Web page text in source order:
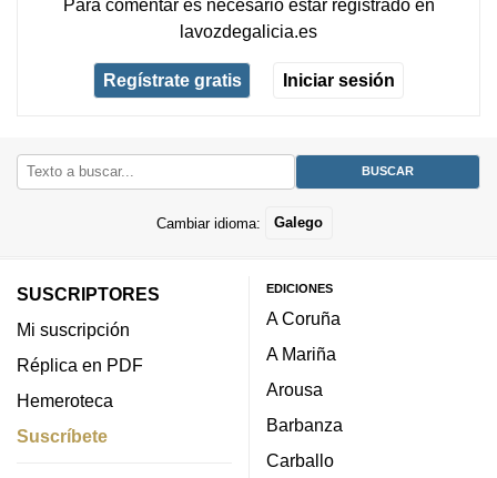
lavozdegalicia.es
Regístrate gratis Iniciar sesión
Cambiar idioma: Galego
SUSCRIPTORES
Mi suscripción
Réplica en PDF
Hemeroteca
Suscríbete
EDICIONES
A Coruña
A Mariña
Arousa
Barbanza
Carballo